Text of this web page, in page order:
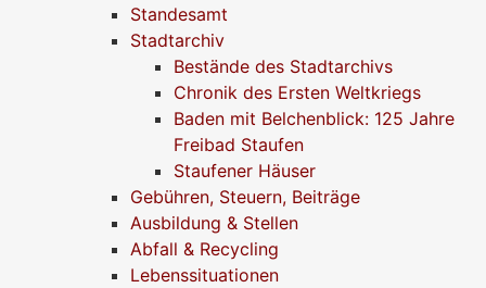
Standesamt
Stadtarchiv
Bestände des Stadtarchivs
Chronik des Ersten Weltkriegs
Baden mit Belchenblick: 125 Jahre
Freibad Staufen
Staufener Häuser
Gebühren, Steuern, Beiträge
Ausbildung & Stellen
Abfall & Recycling
Lebenssituationen